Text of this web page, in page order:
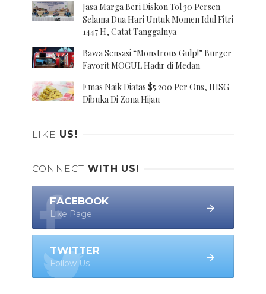
Jasa Marga Beri Diskon Tol 30 Persen
Selama Dua Hari Untuk Momen Idul Fitri
1447 H, Catat Tanggalnya
Bawa Sensasi “Monstrous Gulp!” Burger
Favorit MOGUL Hadir di Medan
Emas Naik Diatas $5.200 Per Ons, IHSG
Dibuka Di Zona Hijau
LIKE US!
CONNECT WITH US!
FACEBOOK
Like Page
TWITTER
Follow Us